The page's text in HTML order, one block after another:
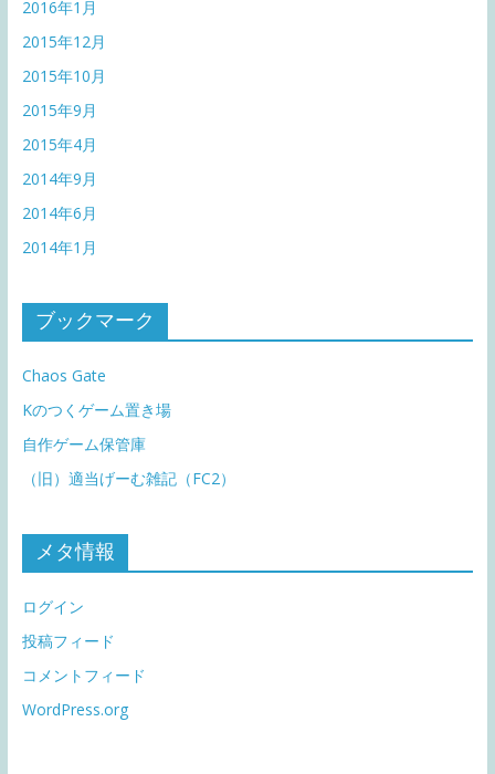
2016年1月
2015年12月
2015年10月
2015年9月
2015年4月
2014年9月
2014年6月
2014年1月
ブックマーク
Chaos Gate
Kのつくゲーム置き場
自作ゲーム保管庫
（旧）適当げーむ雑記（FC2）
メタ情報
ログイン
投稿フィード
コメントフィード
WordPress.org